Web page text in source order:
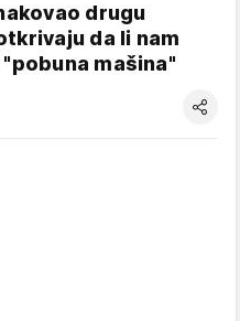
drugu
da li nam
mašina"